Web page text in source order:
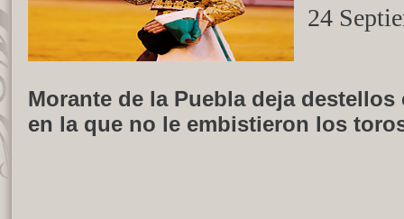
24
Morante de la Puebla deja
en la que no le embistieron los